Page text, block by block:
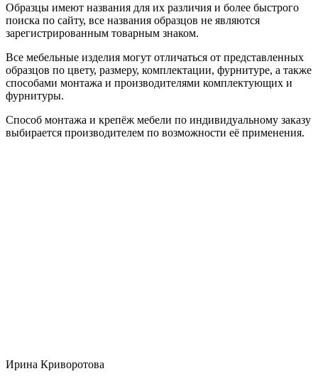
Образцы имеют названия для их различия и более быстрого
поиска по сайту, все названия образцов не являются
зарегистрированным товарным знаком.
Все мебельные изделия могут отличаться от представленных
образцов по цвету, размеру, комплектации, фурнитуре, а также
способами монтажа и производителями комплектующих и
фурнитуры.
Способ монтажа и крепёж мебели по индивидуальному заказу
выбирается производителем по возможности её применения.
Ирина Криворотова